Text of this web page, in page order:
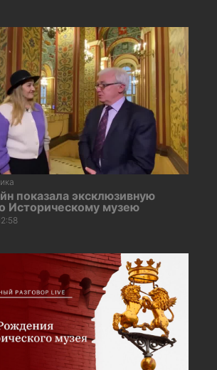
показала эксклюзивную
Историческому музею